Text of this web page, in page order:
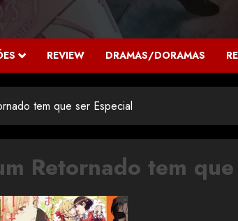
REVIEW DRAMAS/DORAMAS
tem que ser Especial
Retornado tem